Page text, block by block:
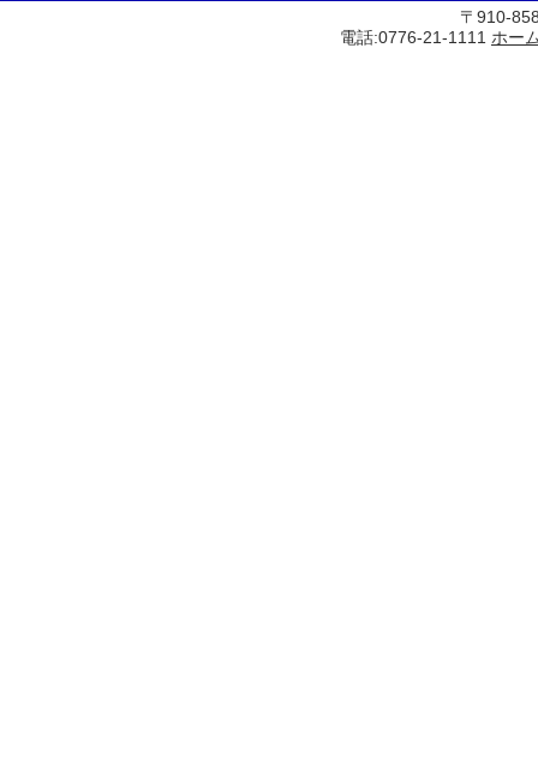
〒910-
電話:0776-21-1111 ホー